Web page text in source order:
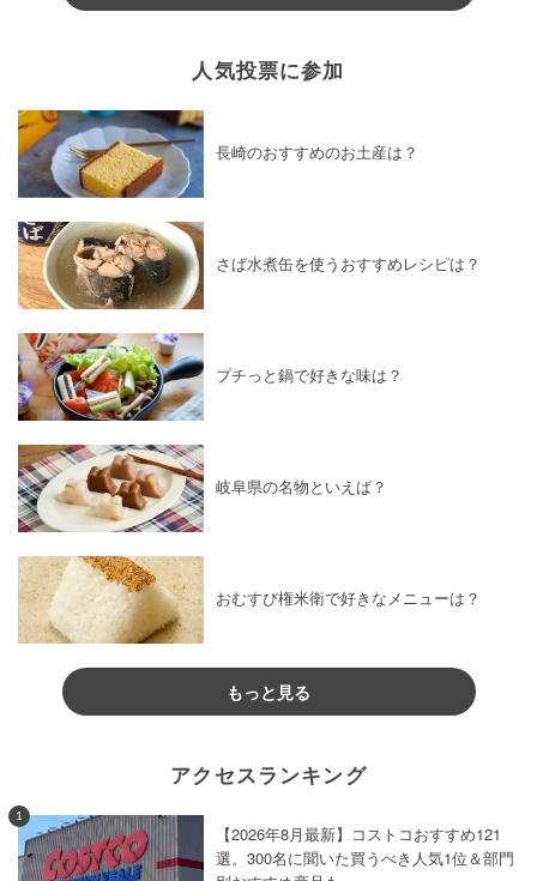
人気投票に参加
長崎のおすすめのお土産は？
さば水煮缶を使うおすすめレシピは？
プチっと鍋で好きな味は？
岐阜県の名物といえば？
おむすび権米衛で好きなメニューは？
もっと見る
アクセスランキング
1
【2026年8月最新】コストコおすすめ121
選。300名に聞いた買うべき人気1位＆部門